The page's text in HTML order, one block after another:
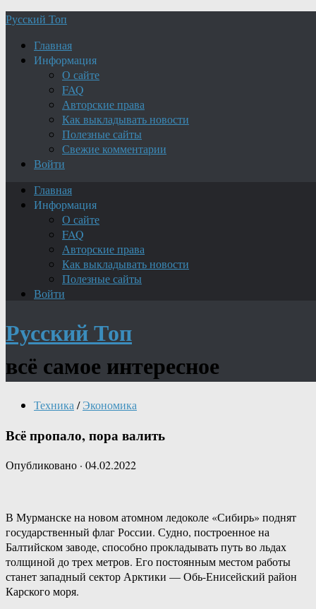
Русский Топ
Главная
Информация
О сайте
FAQ
Авторские права
Как выкладывать новости
Полезные сайты
Свежие комментарии
Войти
Главная
Информация
О сайте
FAQ
Авторские права
Как выкладывать новости
Полезные сайты
Войти
Русский Топ
всё самое интересное
Техника / Экономика
Всё пропало, пора валить
Опубликовано · 04.02.2022
В Мурманске на новом атомном ледоколе «Сибирь» поднят
государственный флаг России. Судно, построенное на
Балтийском заводе, cпособно прокладывать путь во льдах
толщиной до трех метров. Его постоянным местом работы
станет западный сектор Арктики — Обь-Енисейский район
Карского моря.